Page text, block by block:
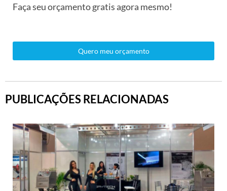
Faça seu orçamento gratis agora mesmo!
Quero meu orçamento
PUBLICAÇÕES RELACIONADAS